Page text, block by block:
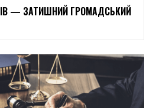
— ЗАТИШНИЙ ГРОМАДСЬКИЙ